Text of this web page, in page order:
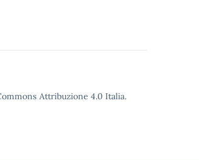
Attribuzione 4.0 Italia.